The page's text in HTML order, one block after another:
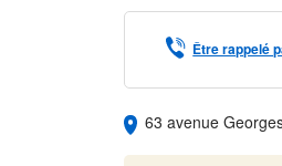
Être rappelé
63 avenue